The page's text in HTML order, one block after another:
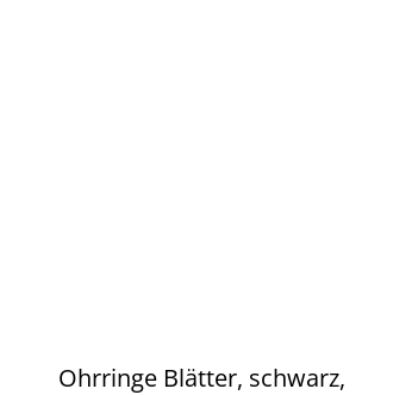
Ohrringe Blätter, schwarz,